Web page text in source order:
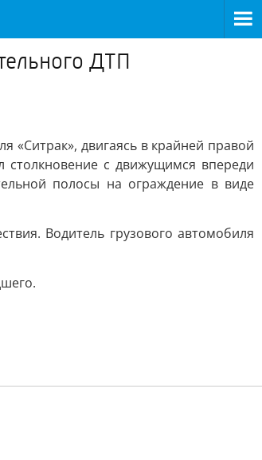
ДТП
«Ситрак», двигаясь в крайней правой
столкновение с движущимся впереди
полосы на ограждение в виде
Водитель грузового автомобиля